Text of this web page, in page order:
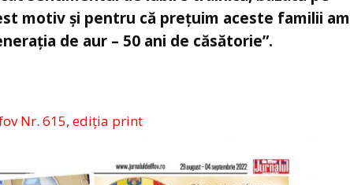
motiv și pentru că prețuim aceste familii am
de aur – 50 ani de căsătorie”.
Nr. 615, ediția print